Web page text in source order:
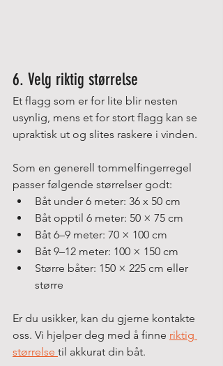
6. Velg riktig størrelse
Et flagg som er for lite blir nesten
usynlig, mens et for stort flagg kan se
upraktisk ut og slites raskere i vinden.
Som en generell tommelfingerregel
passer følgende størrelser godt:
Båt under 6 meter: 36 x 50 cm
Båt opptil 6 meter: 50 × 75 cm
Båt 6–9 meter: 70 × 100 cm
Båt 9–12 meter: 100 × 150 cm
Større båter: 150 × 225 cm eller
større
Er du usikker, kan du gjerne kontakte
oss. Vi hjelper deg med å finne riktig
størrelse til akkurat din båt.